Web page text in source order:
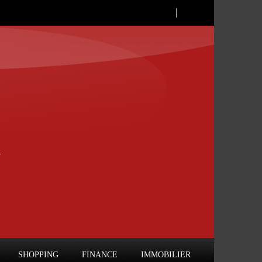
SHOPPING FINANCE IMMOBILIER